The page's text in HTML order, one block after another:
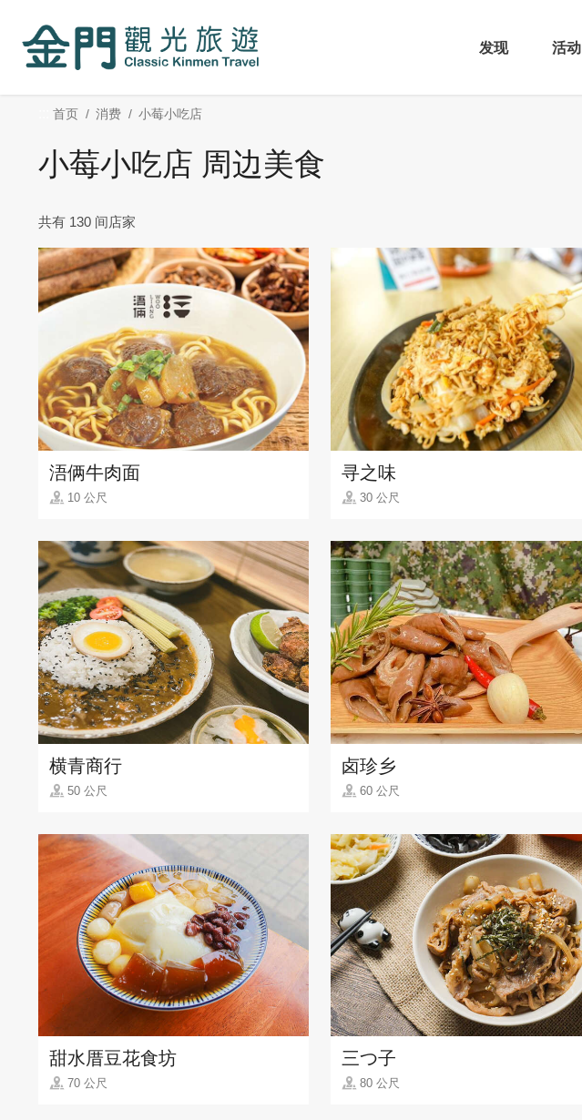
内
发现
活动
首页 消费 小莓小吃店
小莓小吃店 周边美食
共有 130 间店家
浯俩牛肉面
10 公尺
寻之味
30 公尺
横青商行
50 公尺
卤珍乡
60 公尺
甜水厝豆花食坊
70 公尺
三つ子
80 公尺